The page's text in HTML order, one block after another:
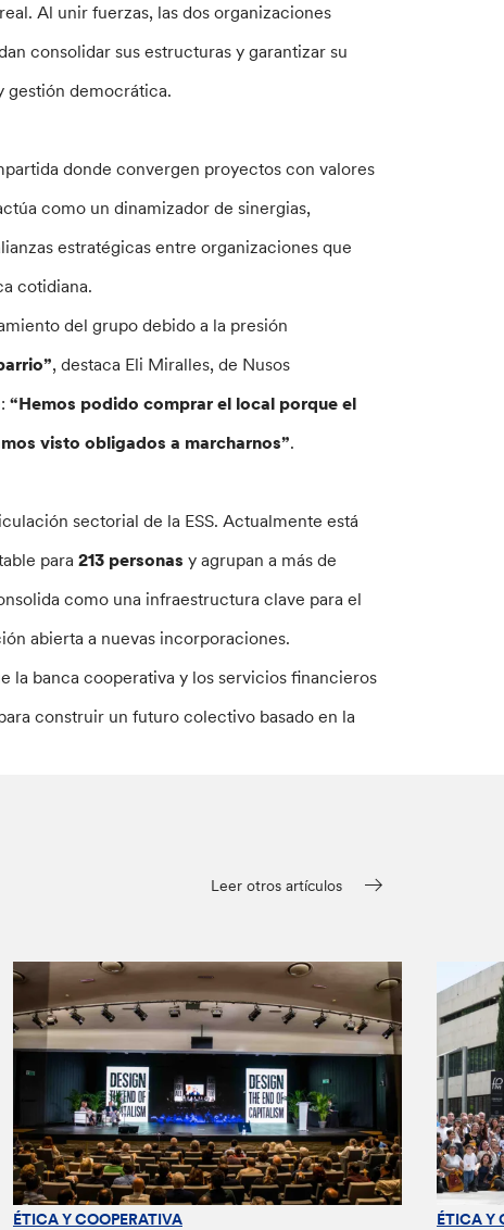
Al unir fuerzas, las dos organizaciones
consolidar sus estructuras y garantizar su
gestión democrática.
donde convergen proyectos con valores
como un dinamizador de sinergias,
estratégicas entre organizaciones que
cotidiana.
del grupo debido a la presión
, destaca Eli Miralles, de Nusos
“Hemos podido comprar el local porque el
visto obligados a marcharnos”.
sectorial de la ESS. Actualmente está
para213 personas y agrupan a más de
como una infraestructura clave para el
abierta a nuevas incorporaciones.
la banca cooperativa y los servicios financieros
construir un futuro colectivo basado en la
Leer otros artículos
ÉTICA Y COOPERATIVA ÉTICA Y